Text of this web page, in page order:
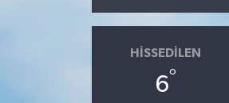
HISSEDILEN
6°